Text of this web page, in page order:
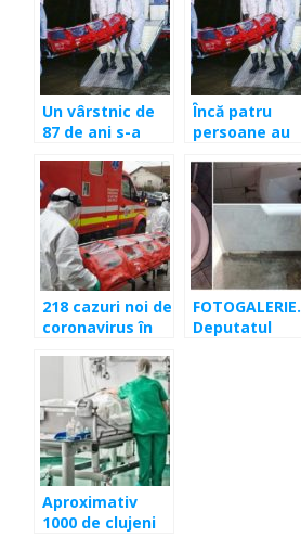
Un vârstnic de
87 de ani s-a
coronavirus la
Cluj
Încă patru
persoane au
deceselor
ajunge la 482
218 cazuri noi de
coronavirus în
Numărul este în
scădere
FOTOGALERIE.
Deputatul
Aproximativ
1000 de clujeni